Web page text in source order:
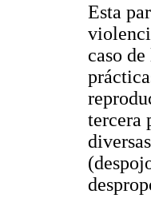
Esta
caso de
tercera